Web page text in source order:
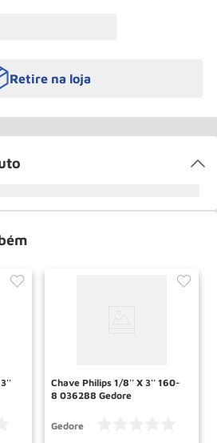
Retire na loja
Chave Philips 1/8'' X 3'' 160-
8 036288 Gedore
Gedore